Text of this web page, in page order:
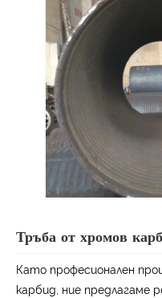
Тръба от хромов
Като професионален
карбид, ние предлагаме